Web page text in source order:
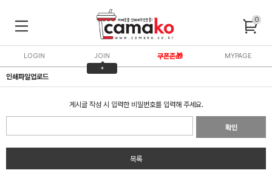
0
LOGIN
JOIN
+
쿠폰존🎁 MYPAGE
인쇄파일업로드
게시글 작성 시 입력한 비밀번호를 입력해 주세요.
확인
목록